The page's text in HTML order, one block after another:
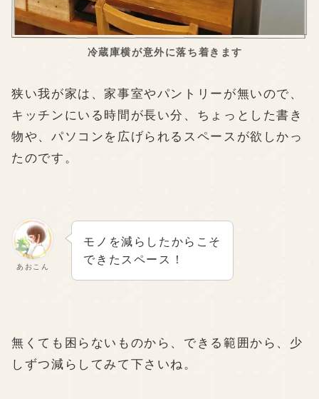
冷蔵庫横が意外に落ち着きます
狭い我が家は、家事室やパントリーが無いので、
キッチンにいる時間が長い分、ちょっとした書き
物や、パソコンを広げられるスペースが欲しかっ
たのです。
あおこん
モノを減らしたからこそ
できたスペース！
無くても困らないものから、できる範囲から、少
しずつ減らしてみて下さいね。